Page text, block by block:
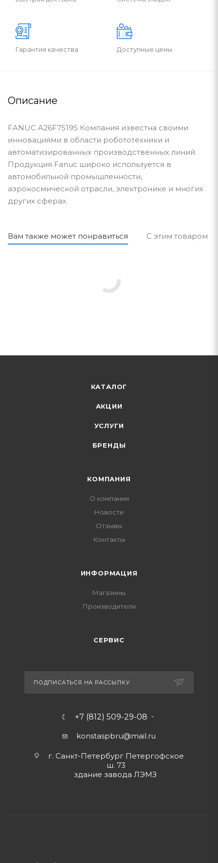
Гарантия качества Доступные цены
Описание
FANUC A26F7519S Компания известна своими
инновациями в области робототехники и
автоматизированных производственных линий.
Продукция Fanuc широко используется в
автомобильной промышленности,
аэрокосмической отрасли, электронике и многих
других сферах.
Вам также может понравиться С этим товаром
КАТАЛОГ
АКЦИИ
УСЛУГИ
БРЕНДЫ
КОМПАНИЯ
О компании
Новости
Отзывы
Контакты
ИНФОРМАЦИЯ
Магазины
Производители
СЕРВИС
ПОДПИСАТЬСЯ НА РАССЫЛКУ
+7 (812) 509-29-08
konstaspbru@mail.ru
г. Санкт-Петербург Петергофское
ш. 73
здание завода ЛЭМЗ